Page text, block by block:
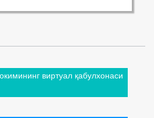
виртуал қабулхонаси